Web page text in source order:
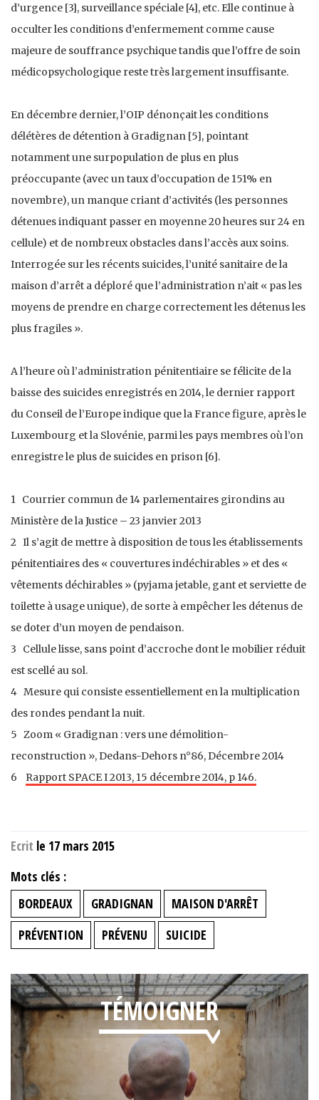
d’urgence [3], surveillance spéciale [4], etc. Elle continue à
occulter les conditions d’enfermement comme cause
majeure de souffrance psychique tandis que l’offre de soin
médicopsychologique reste très largement insuffisante.
En décembre dernier, l’OIP dénonçait les conditions
délétères de détention à Gradignan [5], pointant
notamment une surpopulation de plus en plus
préoccupante (avec un taux d’occupation de 151% en
novembre), un manque criant d’activités (les personnes
détenues indiquant passer en moyenne 20 heures sur 24 en
cellule) et de nombreux obstacles dans l’accès aux soins.
Interrogée sur les récents suicides, l’unité sanitaire de la
maison d’arrêt a déploré que l’administration n’ait « pas les
moyens de prendre en charge correctement les détenus les
plus fragiles ».
A l’heure où l’administration pénitentiaire se félicite de la
baisse des suicides enregistrés en 2014, le dernier rapport
du Conseil de l’Europe indique que la France figure, après le
Luxembourg et la Slovénie, parmi les pays membres où l’on
enregistre le plus de suicides en prison [6].
1 Courrier commun de 14 parlementaires girondins au
Ministère de la Justice – 23 janvier 2013
2 Il s’agit de mettre à disposition de tous les établissements
pénitentiaires des « couvertures indéchirables » et des «
vêtements déchirables » (pyjama jetable, gant et serviette de
toilette à usage unique), de sorte à empêcher les détenus de
se doter d’un moyen de pendaison.
3 Cellule lisse, sans point d’accroche dont le mobilier réduit
est scellé au sol.
4 Mesure qui consiste essentiellement en la multiplication
des rondes pendant la nuit.
5 Zoom « Gradignan : vers une démolition-
reconstruction », Dedans-Dehors n°86, Décembre 2014
6 Rapport SPACE I 2013, 15 décembre 2014, p 146.
Ecrit le 17 mars 2015
Mots clés :
BORDEAUX
GRADIGNAN
MAISON D'ARRÊT
PRÉVENTION
PRÉVENU SUICIDE
TÉMOIGNER